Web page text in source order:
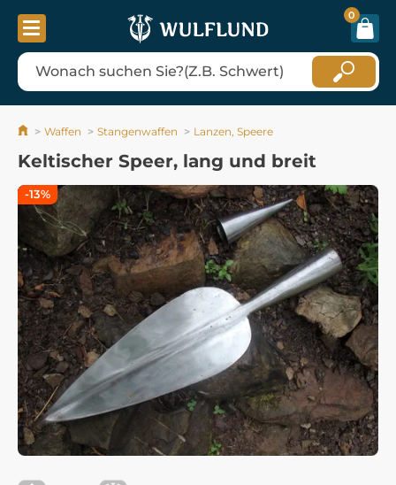
0
Waffen Stangenwaffen Lanzen, Speere
Keltischer Speer, lang und breit
-13%